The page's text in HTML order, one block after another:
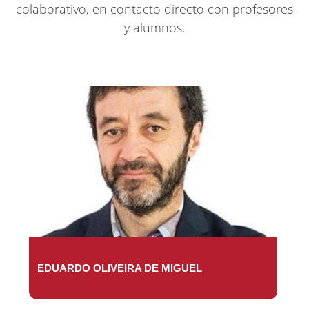
colaborativo, en contacto directo con profesores
y alumnos.
EDUARDO OLIVEIRA DE MIGUEL